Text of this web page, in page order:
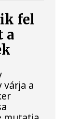
fel
a
várja a